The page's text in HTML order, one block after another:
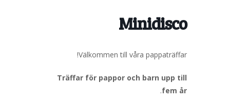
Minidisco
Välkommen till våra pappaträffar!
Träffar för pappor och barn upp till
fem år
.